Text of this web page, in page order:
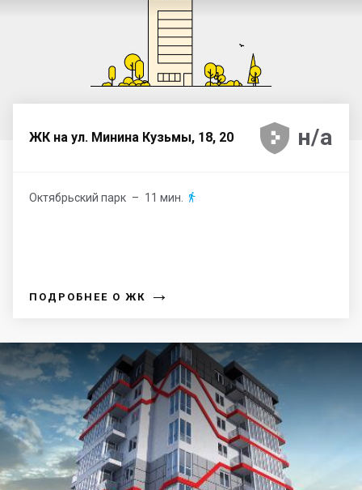
ЖК на ул. Минина Кузьмы, 18, 20 



 н/а
Октябрьский парк – 11 мин. 
ПОДРОБНЕЕ О ЖК →